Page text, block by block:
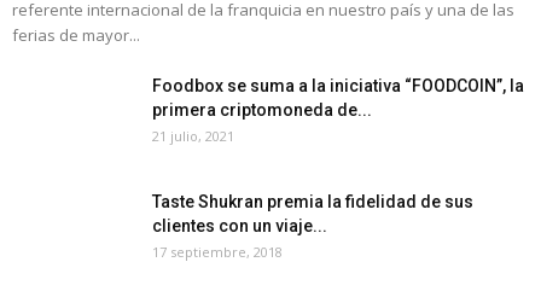
referente internacional de la franquicia en nuestro país y una de las
ferias de mayor...
Foodbox se suma a la iniciativa “FOODCOIN”, la
primera criptomoneda de...
21 julio, 2021
Taste Shukran premia la fidelidad de sus
clientes con un viaje...
17 septiembre, 2018